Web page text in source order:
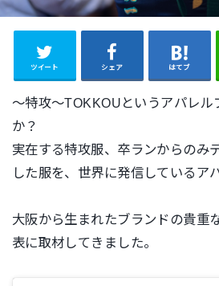
ツイート シェア はてブ
〜特攻〜TOKKOUというアパレル
か？
実在する特攻服、卒ランからのみ
した服を、世界に発信しているア
大阪から生まれたブランドの貴重
表に取材してきました。